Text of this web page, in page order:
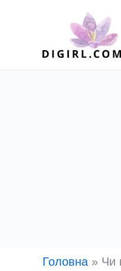
Головна » Чи